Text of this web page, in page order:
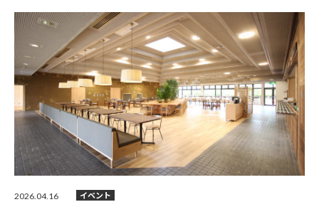
2026.04.16 イベント